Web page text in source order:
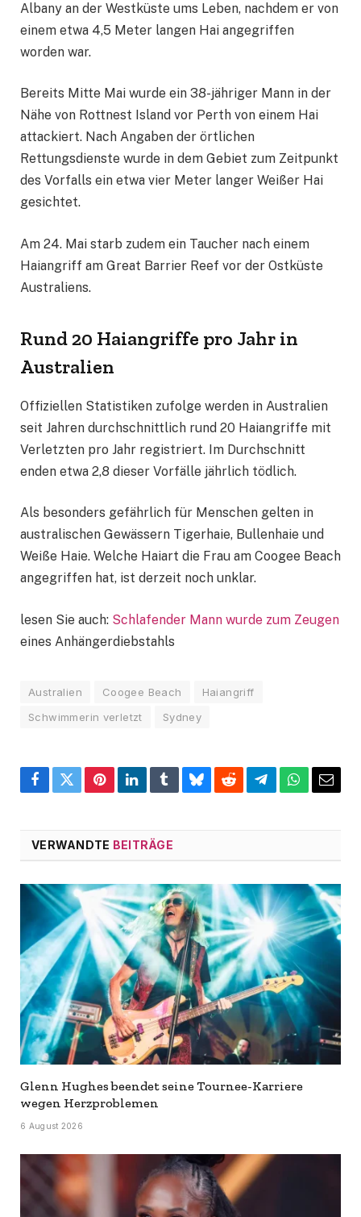
Albany an der Westküste ums Leben, nachdem er von
einem etwa 4,5 Meter langen Hai angegriffen
worden war.
Bereits Mitte Mai wurde ein 38-jähriger Mann in der
Nähe von Rottnest Island vor Perth von einem Hai
attackiert. Nach Angaben der örtlichen
Rettungsdienste wurde in dem Gebiet zum Zeitpunkt
des Vorfalls ein etwa vier Meter langer Weißer Hai
gesichtet.
Am 24. Mai starb zudem ein Taucher nach einem
Haiangriff am Great Barrier Reef vor der Ostküste
Australiens.
Rund 20 Haiangriffe pro Jahr in
Australien
Offiziellen Statistiken zufolge werden in Australien
seit Jahren durchschnittlich rund 20 Haiangriffe mit
Verletzten pro Jahr registriert. Im Durchschnitt
enden etwa 2,8 dieser Vorfälle jährlich tödlich.
Als besonders gefährlich für Menschen gelten in
australischen Gewässern Tigerhaie, Bullenhaie und
Weiße Haie. Welche Haiart die Frau am Coogee Beach
angegriffen hat, ist derzeit noch unklar.
lesen Sie auch: Schlafender Mann wurde zum Zeugen
eines Anhängerdiebstahls
Australien Coogee Beach
Haiangriff
Schwimmerin verletzt
Sydney
Facebook
TwitterPinterestLinkedInTumblrBlueskyRedditTelegramWhatsApp
Email
VERWANDTE BEITRÄGE
Glenn Hughes beendet seine Tournee-Karriere
wegen Herzproblemen
6 August 2026